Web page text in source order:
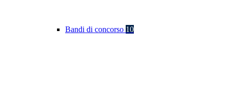
Bandi di concorso 10